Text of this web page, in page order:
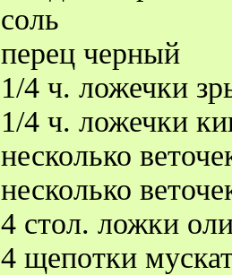
соль
перец черный
1/4 ч. ложечки
1/4 ч. ложечки
несколько
несколько
4 стол. ложки
4 щепотки